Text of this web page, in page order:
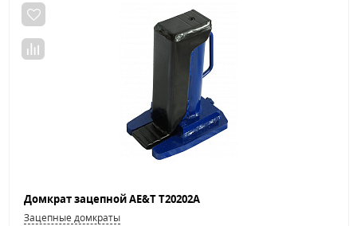
Домкрат зацепной AE&T T20202A
Зацепные домкраты